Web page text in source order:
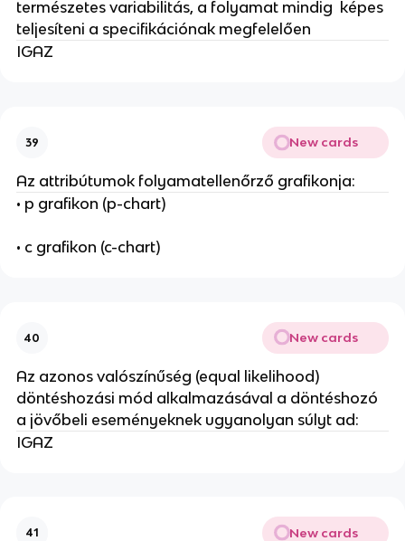
természetes variabilitás, a folyamat mindig képes
teljesíteni a specifikációnak megfelelően
IGAZ
39 New cards
Az attribútumok folyamatellenőrző grafikonja:
• p grafikon (p-chart)
• c grafikon (c-chart)
40 New cards
Az azonos valószínűség (equal likelihood)
döntéshozási mód alkalmazásával a döntéshozó
a jövőbeli eseményeknek ugyanolyan súlyt ad:
IGAZ
41 New cards